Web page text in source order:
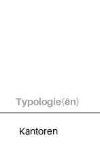
Typologie(ën)
Kantoren